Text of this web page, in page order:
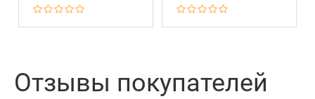
Отзывы покупателей